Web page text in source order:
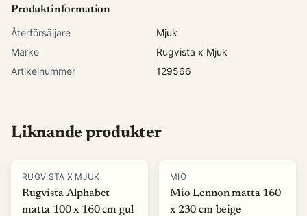
Produktinformation
Återförsäljare
Mjuk
Märke
Rugvista x Mjuk
Artikelnummer
129566
Liknande produkter
-15%
RUGVISTA X MJUK
Rugvista Alphabet
matta 100 x 160 cm gul
-40%
MIO
Mio Lennon matta 160
x 230 cm beige